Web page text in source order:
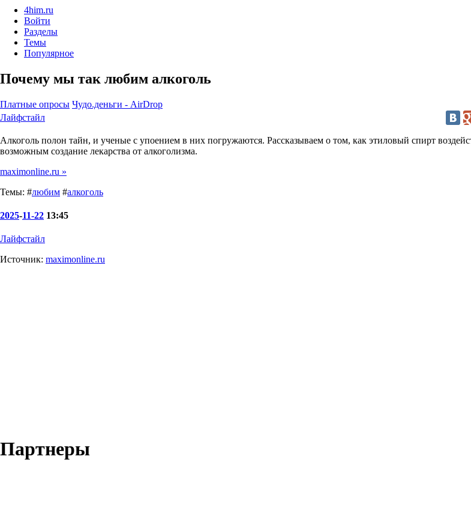
4him.ru
Войти
Разделы
Темы
Популярное
Почему мы так любим алкоголь
Платные опросы Чудо.деньги - AirDrop
Лайфстайл
Алкоголь полон тайн, и ученые с упоением в них погружаются. Рассказываем о том, как этиловый спирт
возможным создание лекарства от алкоголизма.
maximonline.ru »
Темы: #любим #алкоголь
2025-11-22 13:45
Лайфстайл
Источник: maximonline.ru
Партнеры